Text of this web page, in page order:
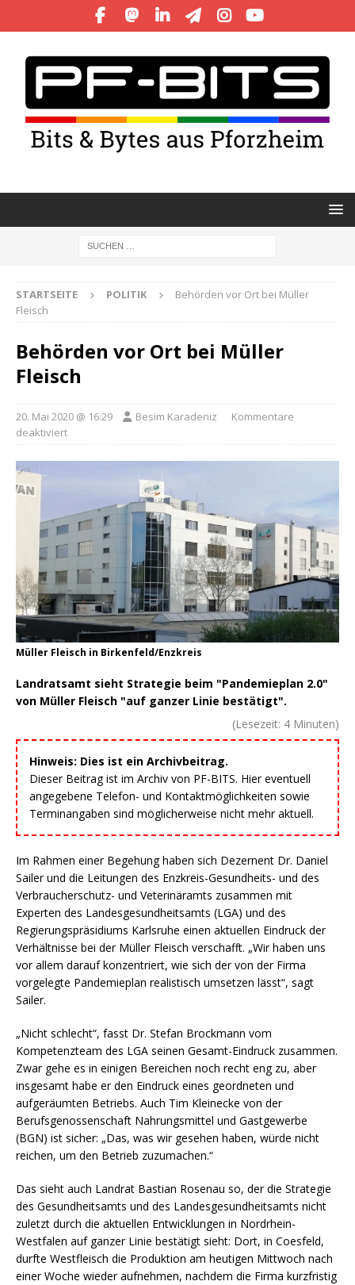
STARTSEITE POLITIK
Behörden vor Ort bei Müller
Fleisch
Behörden vor Ort bei Müller
Fleisch
20. Mai 2020 @ 16:29 Besim Karadeniz
Kommentare
deaktiviert
Müller Fleisch in Birkenfeld/Enzkreis
Landratsamt sieht Strategie beim "Pandemieplan 2.0"
von Müller Fleisch "auf ganzer Linie bestätigt".
(Lesezeit: 4 Minuten)
Hinweis: Dies ist ein Archivbeitrag.
Dieser Beitrag ist im Archiv von PF-BITS. Hier eventuell
angegebene Telefon- und Kontaktmöglichkeiten sowie
Terminangaben sind möglicherweise nicht mehr aktuell.
Im Rahmen einer Begehung haben sich Dezernent Dr. Daniel
Sailer und die Leitungen des Enzkreis-Gesundheits- und des
Verbraucherschutz- und Veterinäramts zusammen mit
Experten des Landesgesundheitsamts (LGA) und des
Regierungspräsidiums Karlsruhe einen aktuellen Eindruck der
Verhältnisse bei der Müller Fleisch verschafft. „Wir haben uns
vor allem darauf konzentriert, wie sich der von der Firma
vorgelegte Pandemieplan realistisch umsetzen lässt“, sagt
Sailer.
„Nicht schlecht“, fasst Dr. Stefan Brockmann vom
Kompetenzteam des LGA seinen Gesamt-Eindruck zusammen.
Zwar gehe es in einigen Bereichen noch recht eng zu, aber
insgesamt habe er den Eindruck eines geordneten und
aufgeräumten Betriebs. Auch Tim Kleinecke von der
Berufsgenossenschaft Nahrungsmittel und Gastgewerbe
(BGN) ist sicher: „Das, was wir gesehen haben, würde nicht
reichen, um den Betrieb zuzumachen.“
Das sieht auch Landrat Bastian Rosenau so, der die Strategie
des Gesundheitsamts und des Landesgesundheitsamts nicht
zuletzt durch die aktuellen Entwicklungen in Nordrhein-
Westfalen auf ganzer Linie bestätigt sieht: Dort, in Coesfeld,
durfte Westfleisch die Produktion am heutigen Mittwoch nach
einer Woche wieder aufnehmen, nachdem die Firma kurzfristig